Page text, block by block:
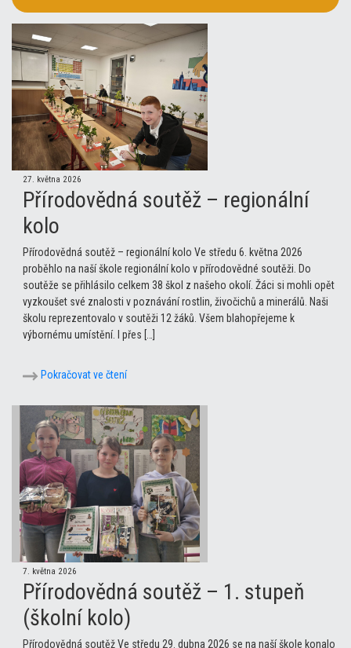
27. května 2026
Přírodovědná soutěž – regionální
kolo
Přírodovědná soutěž – regionální kolo Ve středu 6. května 2026
proběhlo na naší škole regionální kolo v přírodovědné soutěži. Do
soutěže se přihlásilo celkem 38 škol z našeho okolí. Žáci si mohli opět
vyzkoušet své znalosti v poznávání rostlin, živočichů a minerálů. Naši
školu reprezentovalo v soutěži 12 žáků. Všem blahopřejeme k
výbornému umístění. I přes […]
Pokračovat ve čtení
7. května 2026
Přírodovědná soutěž – 1. stupeň
(školní kolo)
Přírodovědná soutěž Ve středu 29. dubna 2026 se na naší škole konalo